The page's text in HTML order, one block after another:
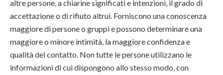
altre persone, a chiarine significati e intenzioni, il grado di
accettazione o di rifiuto altrui. Forniscono una conoscenza
maggiore di persone o gruppi e possono determinare una
maggiore o minore intimità, la maggiore confidenza e
qualità del contatto. Non tutte le persone utilizzano le
informazioni di cui dispongono allo stesso modo, con